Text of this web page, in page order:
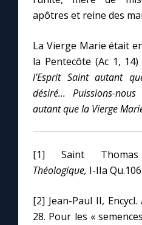
apôtres et reine des
La Vierge Marie était
la Pentecôte (Ac 1,
l’Esprit Saint autant
désiré... Puissions-
autant que la Vierge
[1] Saint
Théologique, I-IIa
[2] Jean-Paul II, Encycl.
28. Pour les «